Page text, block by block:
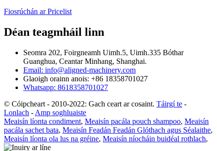
Fiosrúchán ar Pricelist
Déan teagmháil linn
Seomra 202, Foirgneamh Uimh.5, Uimh.335 Bóthar
Guanghua, Ceantar Minhang, Shanghai.
Email: info@aligned-machinery.com
Glaoigh orainn anois: +86 18358701027
Whatsapp: 8618358701027
© Cóipcheart - 2010-2022: Gach ceart ar cosaint. Táirgí te -
Lonlach - Amp soghluaiste
Meaisín líonta condiment, Meaisín pacála pouch shampoo, Meaisín
pacála sachet bata, Meaisín Feadán Feadán Glóthach agus Séalaithe,
Meaisín líonta ola lus na gréine, Meaisín níocháin buidéal rothlach,